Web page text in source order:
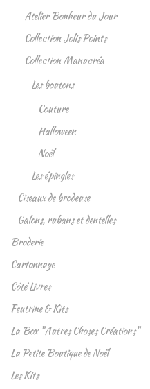
Atelier Bonheur du Jour
Collection Jolis Points
Collection Manucréa
Les boutons
Couture
Halloween
Noël
Les épingles
Ciseaux de brodeuse
Galons, rubans et dentelles
Broderie
Cartonnage
Côté Livres
Feutrine & Kits
La Box "Autres Choses Créations"
La Petite Boutique de Noël
Les Kits